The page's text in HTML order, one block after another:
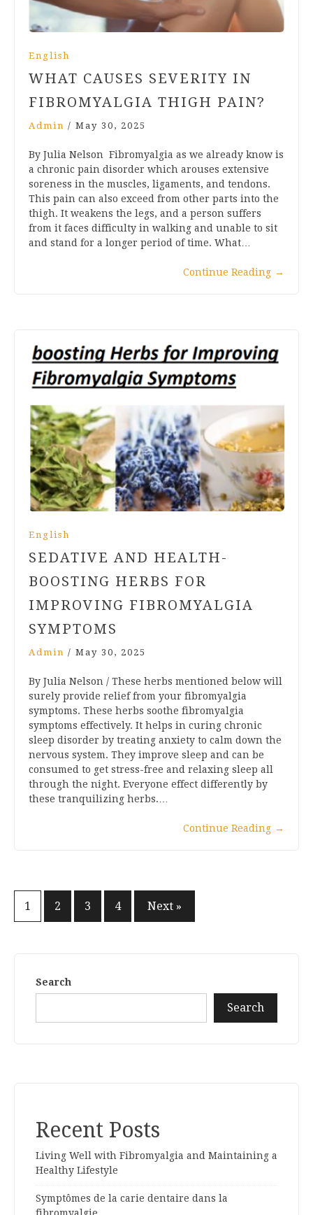
English
WHAT CAUSES SEVERITY IN
FIBROMYALGIA THIGH PAIN?
Admin / May 30, 2025
By Julia Nelson Fibromyalgia as we already know is
a chronic pain disorder which arouses extensive
soreness in the muscles, ligaments, and tendons.
This pain can also exceed from other parts into the
thigh. It weakens the legs, and a person suffers
from it faces difficulty in walking and unable to sit
and stand for a longer period of time. What…
Continue Reading →
English
SEDATIVE AND HEALTH-
BOOSTING HERBS FOR
IMPROVING FIBROMYALGIA
SYMPTOMS
Admin / May 30, 2025
By Julia Nelson / These herbs mentioned below will
surely provide relief from your fibromyalgia
symptoms. These herbs soothe fibromyalgia
symptoms effectively. It helps in curing chronic
sleep disorder by treating anxiety to calm down the
nervous system. They improve sleep and can be
consumed to get stress-free and relaxing sleep all
through the night. Everyone effect differently by
these tranquilizing herbs.…
Continue Reading →
Posts
1 2 3 4 Next »
Search
Search
Recent Posts
Living Well with Fibromyalgia and Maintaining a
Healthy Lifestyle
Symptômes de la carie dentaire dans la